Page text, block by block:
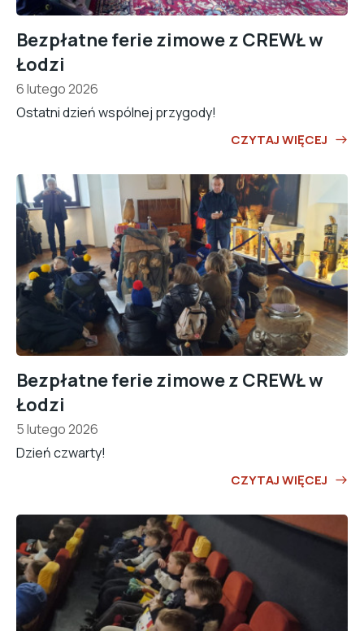
Bezpłatne ferie zimowe z CREWŁ w
Łodzi
6 lutego 2026
Ostatni dzień wspólnej przygody!
CZYTAJ WIĘCEJ
Bezpłatne ferie zimowe z CREWŁ w
Łodzi
5 lutego 2026
Dzień czwarty!
CZYTAJ WIĘCEJ